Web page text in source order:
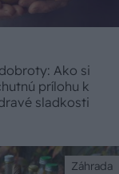
Ako si
prílohu k
sladkosti
Záhrada